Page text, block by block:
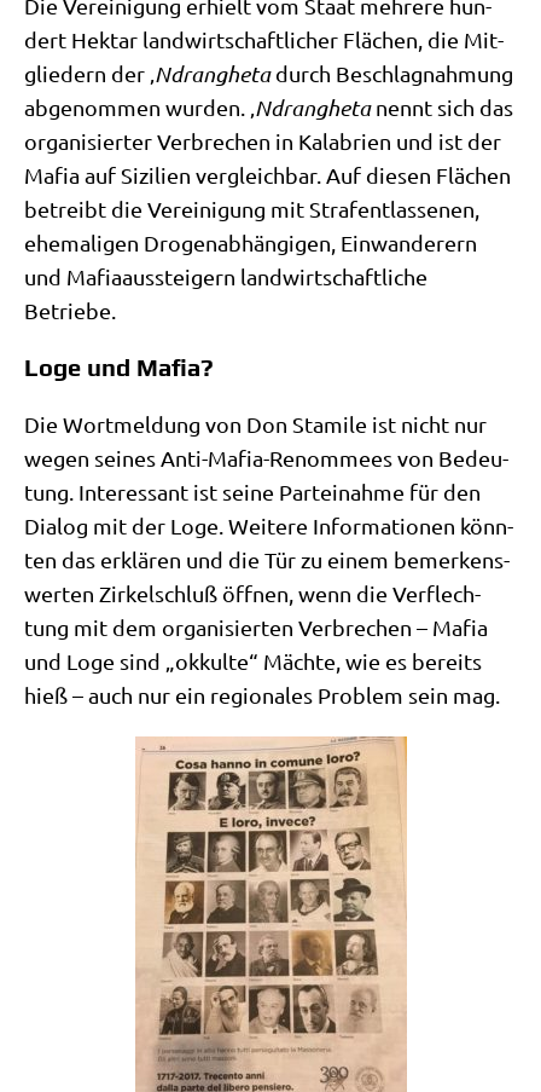
Die Ver­ei­ni­gung erhielt vom Staat meh­re­re hun­
dert Hekt­ar land­wirt­schaft­li­cher Flä­chen, die Mit­
glie­dern der ‚ Ndran­ghe­tadurch Beschlag­nah­mung
abge­nom­men wur­den. ‚ Ndran­ghe­tanennt sich das
orga­ni­sier­ter Ver­bre­chen in Kala­bri­en und ist der
Mafia auf Sizi­li­en ver­gleich­bar. Auf die­sen Flä­chen
betreibt die Ver­ei­ni­gung mit Straf­ent­las­se­nen,
ehe­ma­li­gen Dro­gen­ab­hän­gi­gen, Ein­wan­de­rern
und Mafia­aus­stei­gern land­wirt­schaft­li­che
Betriebe.
Loge und Mafia?
Die Wort­mel­dung von Don Stami­le ist nicht nur
wegen sei­nes Anti-Mafia-Renom­mees von Bedeu­
tung. Inter­es­sant ist sei­ne Par­tei­nah­me für den
Dia­log mit der Loge. Wei­te­re Infor­ma­tio­nen könn­
ten das erklä­ren und die Tür zu einem bemer­kens­
wer­ten Zir­kel­schluß öff­nen, wenn die Ver­flech­
tung mit dem orga­ni­sier­ten Ver­bre­chen – Mafia
und Loge sind „okkul­te“ Mäch­te, wie es bereits
hieß – auch nur ein regio­na­les Pro­blem sein mag.